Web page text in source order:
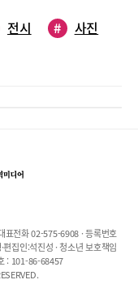
메시지를 전한다. 더
로 지구 사랑을 실천
지구에 대한 이야기
가 살 수 있는 유일한
지구 보존의 메시지를
이기도 한 로비 숀의
을 보는 것만으로도 더
아낸 ‘얼어붙은 바이칼
철새’ 등 다수의 작품
성된 생동감 넘치는
전시 #
사진
표전화 02-575-6908 · 등록번호
집인:석진성 · 청소년 보호책임
: 101-86-68457